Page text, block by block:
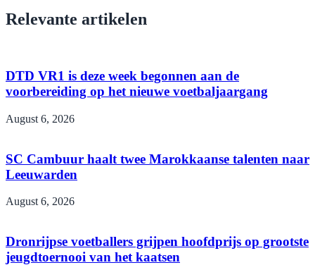
Relevante artikelen
DTD VR1 is deze week begonnen aan de
voorbereiding op het nieuwe voetbaljaargang
August 6, 2026
SC Cambuur haalt twee Marokkaanse talenten naar
Leeuwarden
August 6, 2026
Dronrijpse voetballers grijpen hoofdprijs op grootste
jeugdtoernooi van het kaatsen